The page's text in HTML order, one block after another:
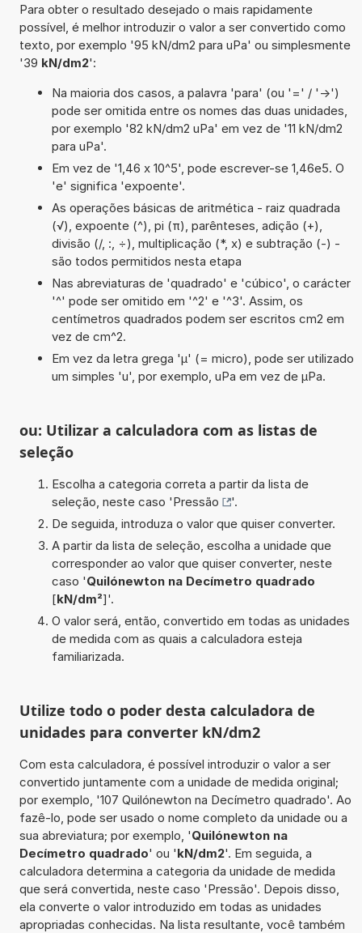
Para obter o resultado desejado o mais rapidamente
possível, é melhor introduzir o valor a ser convertido como
texto, por exemplo '95 kN/dm2 para uPa' ou simplesmente
'39 kN/dm2':
Na maioria dos casos, a palavra 'para' (ou '=' / '->')
pode ser omitida entre os nomes das duas unidades,
por exemplo '82 kN/dm2 uPa' em vez de '11 kN/dm2
para uPa'.
Em vez de '1,46 x 10^5', pode escrever-se 1,46e5. O
'e' significa 'expoente'.
As operações básicas de aritmética - raiz quadrada
(√), expoente (^), pi (π), parênteses, adição (+),
divisão (/, :, ÷), multiplicação (*, x) e subtração (-) -
são todos permitidos nesta etapa
Nas abreviaturas de 'quadrado' e 'cúbico', o carácter
'^' pode ser omitido em '^2' e '^3'. Assim, os
centímetros quadrados podem ser escritos cm2 em
vez de cm^2.
Em vez da letra grega 'µ' (= micro), pode ser utilizado
um simples 'u', por exemplo, uPa em vez de µPa.
ou: Utilizar a calculadora com as listas de
seleção
Escolha a categoria correta a partir da lista de
seleção, neste caso 'Pressão
'.
De seguida, introduza o valor que quiser converter.
A partir da lista de seleção, escolha a unidade que
corresponder ao valor que quiser converter, neste
caso 'Quilónewton na Decímetro quadrado
[kN/dm²]'.
O valor será, então, convertido em todas as unidades
de medida com as quais a calculadora esteja
familiarizada.
Utilize todo o poder desta calculadora de
unidades para converter kN/dm2
Com esta calculadora, é possível introduzir o valor a ser
convertido juntamente com a unidade de medida original;
por exemplo, '107 Quilónewton na Decímetro quadrado'. Ao
fazê-lo, pode ser usado o nome completo da unidade ou a
sua abreviatura; por exemplo, 'Quilónewton na
Decímetro quadrado' ou 'kN/dm2'. Em seguida, a
calculadora determina a categoria da unidade de medida
que será convertida, neste caso 'Pressão'. Depois disso,
ela converte o valor introduzido em todas as unidades
apropriadas conhecidas. Na lista resultante, você também